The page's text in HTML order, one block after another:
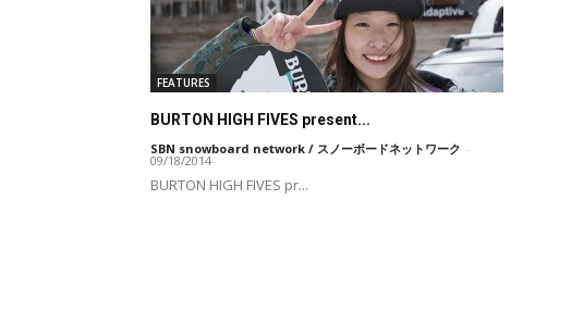
FEATURES
BURTON HIGH FIVES present...
SBN snowboard network / スノーボードネットワーク -
09/18/2014
BURTON HIGH FIVES pr...